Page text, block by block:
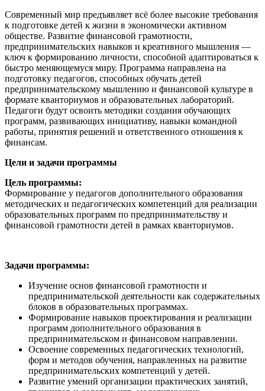
Современный мир предъявляет всё более высокие требования
к подготовке детей к жизни в экономически активном
обществе. Развитие финансовой грамотности,
предпринимательских навыков и креативного мышления —
ключ к формированию личности, способной адаптироваться к
быстро меняющемуся миру. Программа направлена на
подготовку педагогов, способных обучать детей
предпринимательскому мышлению и финансовой культуре в
формате кванториумов и образовательных лабораторий.
Педагоги будут освоить методики создания обучающих
программ, развивающих инициативу, навыки командной
работы, принятия решений и ответственного отношения к
финансам.
Цели и задачи программы
Цель программы:
Формирование у педагогов дополнительного образования
методических и педагогических компетенций для реализации
образовательных программ по предпринимательству и
финансовой грамотности детей в рамках кванториумов.
Задачи программы:
Изучение основ финансовой грамотности и
предпринимательской деятельности как содержательных
блоков в образовательных программах.
Формирование навыков проектирования и реализации
программ дополнительного образования в
предпринимательском и финансовом направлении.
Освоение современных педагогических технологий,
форм и методов обучения, направленных на развитие
предпринимательских компетенций у детей.
Развитие умений организации практических занятий,